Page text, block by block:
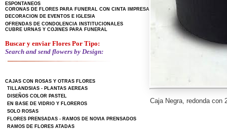
ESPONTANEOS
CORONAS DE FLORES PARA FUNERAL CON CINTA IMPRESA
DECORACION DE EVENTOS E IGLESIA
OFRENDAS DE CONDOLENCIA INSTITUCIONALES
CUBRE URNAS Y COJINES PARA FUNERAL
Buscar y enviar Flores Por Tipo:
Search and send flowers by Design:
CAJAS CON ROSAS Y OTRAS FLORES
TILLANDSIAS - PLANTAS AEREAS
DISEÑOS COLOR PASTEL
EN BASE DE VIDRIO Y FLOREROS
SOLO ROSAS
FLORES PRENSADAS - RAMOS DE NOVIA PRENSADOS
RAMOS DE FLORES ATADAS
Caja Negra, redonda con